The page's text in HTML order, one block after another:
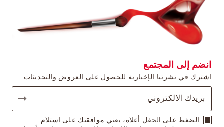
انضم إلى المجتمع
اشترك في نشرتنا الإخبارية للحصول على العروض والتحديثات
الضغط على الحقل أعلاه، يعني موافقتك على استلام